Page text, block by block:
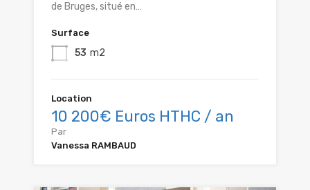
de Bruges, situé en…
Surface
53 m2
Location
10 200€ Euros HTHC / an
Par
Vanessa RAMBAUD